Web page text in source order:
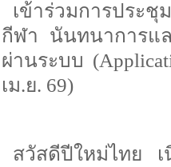
เข้าร่วมการประ
กีฬา นันทนาการแ
ผ่านระบบ
เม.ย. 69)
สวัสดีปีใหม่ไทย เ